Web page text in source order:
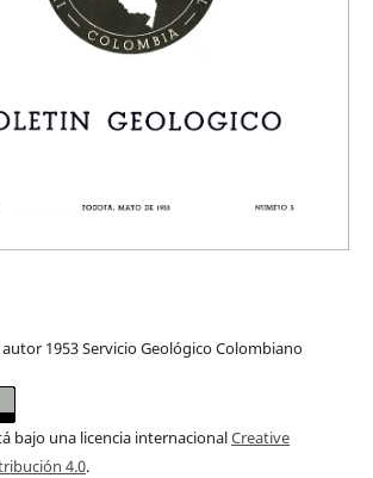
1953 Servicio Geológico Colombiano
bajo una licencia internacionalCreative
4.0.